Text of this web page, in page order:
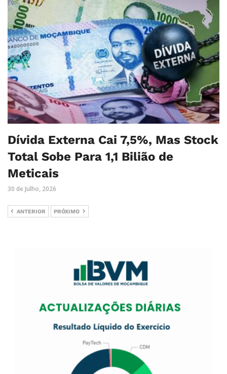
Dívida Externa Cai 7,5%, Mas Stock
Total Sobe Para 1,1 Bilião de
Meticais
30 de Julho, 2026
ANTERIOR PRÓXIMO